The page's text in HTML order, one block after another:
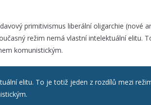
primitivismus liberální oligarchie (nové
režim nemá vlastní intelektuální elitu.
komunistickým.
elitu. To je totiž jeden z rozdílů mezi